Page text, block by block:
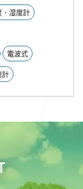
・湿度計
電波式
計